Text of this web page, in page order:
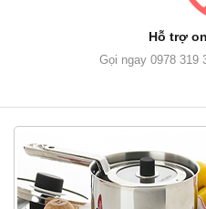
Hỗ trợ
Gọi ngay 0978